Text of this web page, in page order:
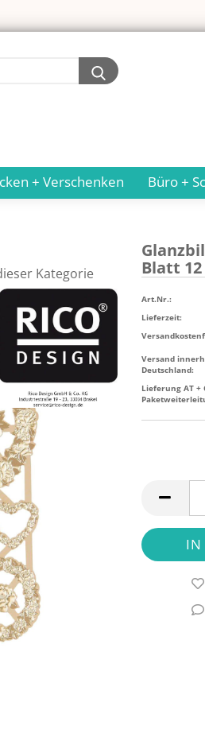
Suche...
+ Verschenken Büro +
Kategorie
Blatt
Art.Nr.:
Lieferzeit:
Versand
Deutschland:
Lieferung AT +